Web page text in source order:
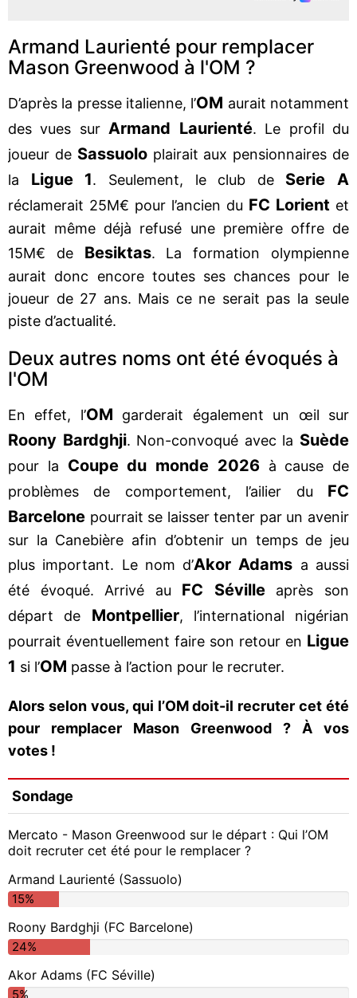
Armand Laurienté pour remplacer
Mason Greenwood à l'OM ?
D’après la presse italienne, l’OM aurait notamment
des vues sur Armand Laurienté. Le profil du
joueur de Sassuoloplairait aux pensionnaires de
la Ligue 1. Seulement, le club de Serie A
réclamerait 25M€ pour l’ancien du FC Lorient et
aurait même déjà refusé une première offre de
15M€ de Besiktas. La formation olympienne
aurait donc encore toutes ses chances pour le
joueur de 27 ans. Mais ce ne serait pas la seule
piste d’actualité.
Deux autres noms ont été évoqués à
l'OM
En effet, l’OM garderait également un œil sur
Roony Bardghji. Non-convoqué avec la Suède
pour la Coupe du monde 2026à cause de
problèmes de comportement, l’ailier du FC
Barcelone pourrait se laisser tenter par un avenir
sur la Canebière afin d’obtenir un temps de jeu
plus important. Le nom d’Akor Adams a aussi
été évoqué. Arrivé au FC Sévilleaprès son
départ de Montpellier, l’international nigérian
pourrait éventuellement faire son retour en Ligue
1 si l’OM passe à l’action pour le recruter.
Alors selon vous, qui l’OM doit-il recruter cet été
pour remplacer Mason Greenwood ? À vos
votes !
Sondage
Mercato - Mason Greenwood sur le départ : Qui l’OM
doit recruter cet été pour le remplacer ?
Armand Laurienté (Sassuolo)
15%
Roony Bardghji (FC Barcelone)
24%
Akor Adams (FC Séville)
5%